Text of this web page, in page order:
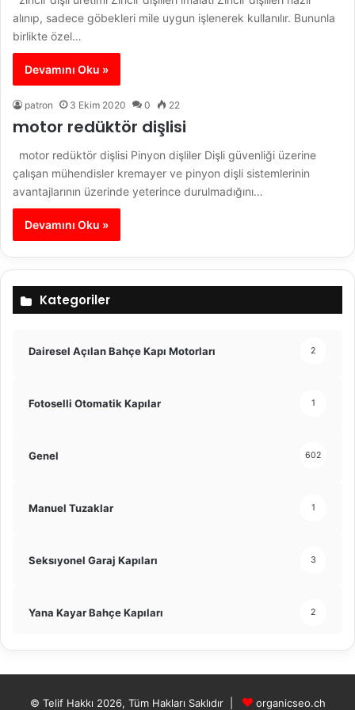
alınıp, sadece göbekleri mile uygun işlenerek kullanılır. Bununla
birlikte özel…
Devamını Oku »
patron 3 Ekim 2020 0 22
motor redüktör dişlisi
motor redüktör dişlisi Pinyon dişliler Dişli güvenliği üzerine
çalışan mühendisler kremayer ve pinyon dişli sistemlerinin
avantajlarının üzerinde yeterince durulmadığını…
Devamını Oku »
Kategoriler
Dairesel Açılan Bahçe Kapı Motorları 2
Fotoselli Otomatik Kapılar 1
Genel 602
Manuel Tuzaklar 1
Seksıyonel Garaj Kapıları 3
Yana Kayar Bahçe Kapıları 2
© Telif Hakkı 2026, Tüm Hakları Saklıdır | organicseo.ch